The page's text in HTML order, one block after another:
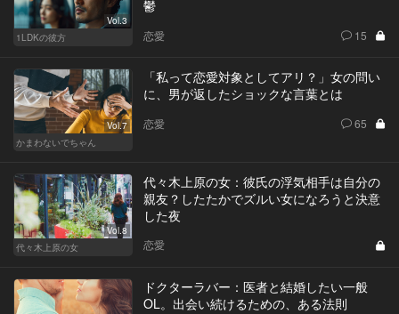
Vol.3
1LDKの彼方
鬱
恋愛 15
Vol.7
かまわないでちゃん
「私って恋愛対象としてアリ？」女の問い
に、男が返したショックな言葉とは
恋愛 65
Vol.8
代々木上原の女
代々木上原の女：彼氏の浮気相手は自分の
親友？したたかでズルい女になろうと決意
した夜
恋愛
ドクターラバー：医者と結婚したい一般
OL。出会い続けるための、ある法則